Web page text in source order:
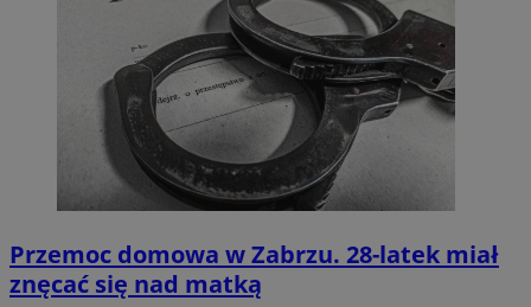
Przemoc domowa w Zabrzu. 28-latek miał
znęcać się nad matką